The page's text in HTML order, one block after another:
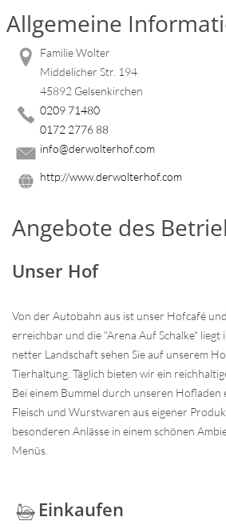
Allgemeine
Familie Wolter
Middelicher Str. 194
45892 Gelsenkirchen
0209 71480
0172 2776 88
info@derwolterhof.com
http://www.derwolterhof.com
Angebote des
Unser Hof
Von der Autobahn aus ist unser Hofcafé
erreichbar und die "Arena Auf Schalke" liegt
netter Landschaft sehen Sie auf unserem
Tierhaltung. Täglich bieten wir ein
Bei einem Bummel durch unseren Hofladen
Fleisch und Wurstwaren aus eigener
besonderen Anlässe in einem schönen
Menüs.
Einkaufen